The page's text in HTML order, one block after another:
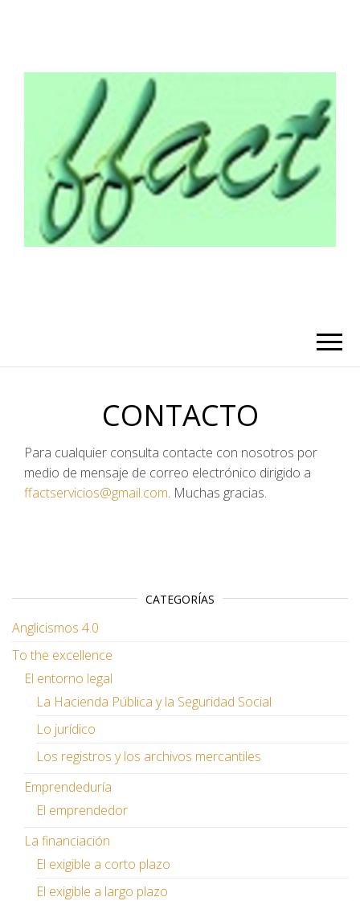
CONTACTO
Para cualquier consulta contacte con nosotros por
medio de mensaje de correo electrónico dirigido a
ffactservicios@gmail.com. Muchas gracias.
CATEGORÍAS
Anglicismos 4.0
To the excellence
El entorno legal
La Hacienda Pública y la Seguridad Social
Lo jurídico
Los registros y los archivos mercantiles
Emprendeduría
El emprendedor
La financiación
El exigible a corto plazo
El exigible a largo plazo